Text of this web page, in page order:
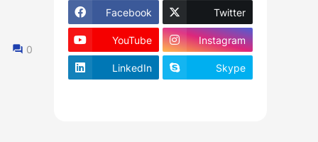
0
Facebook Twitter
YouTube Instagram
LinkedIn Skype